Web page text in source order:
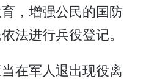
，增强公民的国防
法进行兵役登记。
在军人退出现役离